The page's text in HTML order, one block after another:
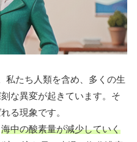
私たち人類を含め、多くの生
な異変が起きています。そ
る現象です。
海中の酸素量が減少していく